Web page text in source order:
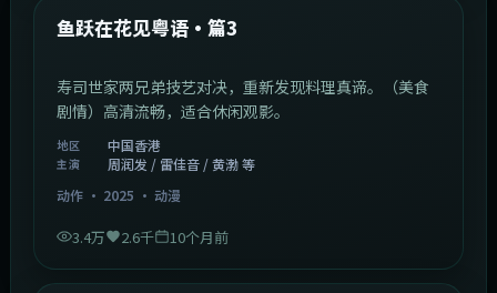
最新
鱼跃在花见粤语·篇3
寿司世家两兄弟技艺对决，重新发现料理真谛。（美食
剧情）高清流畅，适合休闲观影。
地区 中国香港
主演
周润发 / 雷佳音 / 黄渤 等
动作· 2025 · 动漫
3.4万 2.6千 10个月前